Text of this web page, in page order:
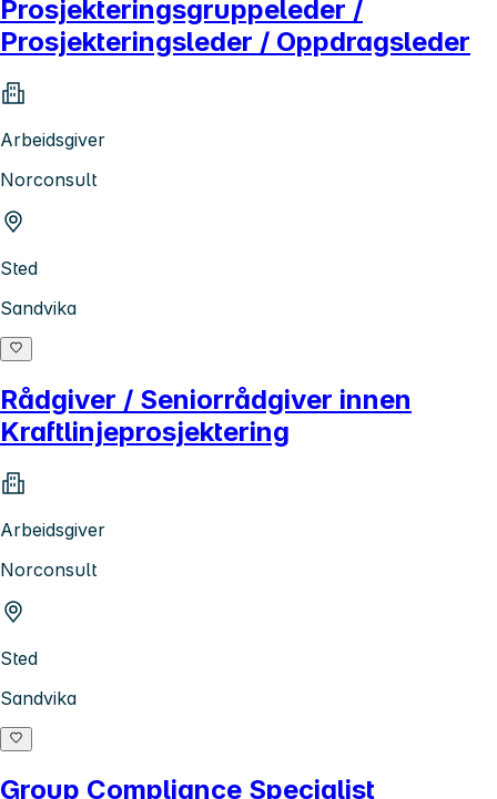
Prosjekteringsgruppeleder /
Prosjekteringsleder / Oppdragsleder
Arbeidsgiver
Norconsult
Sted
Sandvika
Rådgiver / Seniorrådgiver innen
Kraftlinjeprosjektering
Arbeidsgiver
Norconsult
Sted
Sandvika
Group Compliance Specialist